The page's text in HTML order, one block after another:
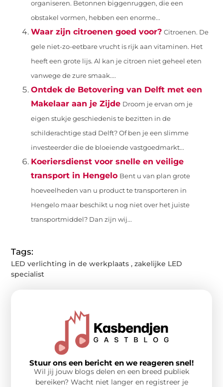
organiseren. Betonnen biggenruggen, die een
obstakel vormen, hebben een enorme...
Waar zijn citroenen goed voor? Citroenen. De
gele niet-zo-eetbare vrucht is rijk aan vitaminen. Het
heeft een grote lijs. Al kan je citroen niet geheel eten
vanwege de zure smaak....
Ontdek de Betovering van Delft met een
Makelaar aan je Zijde Droom je ervan om je
eigen stukje geschiedenis te bezitten in de
schilderachtige stad Delft? Of ben je een slimme
investeerder die de bloeiende vastgoedmarkt...
Koeriersdienst voor snelle en veilige
transport in Hengelo Bent u van plan grote
hoeveelheden van u product te transporteren in
Hengelo maar beschikt u nog niet over het juiste
transportmiddel? Dan zijn wij...
Tags:
LED verlichting in de werkplaats ,zakelijke LED
specialist
Stuur ons een bericht en we reageren snel!
Wil jij jouw blogs delen en een breed publiek
bereiken? Wacht niet langer en registreer je